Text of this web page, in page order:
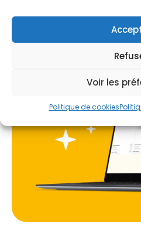
Voir les
Politique de cookies
d'équipement, mais
démarche de valorisation
immobilier, adaptée aux
la zone 2 et aux
L'installation d'un chauffe-
sur mesure, tenant
des logements, qu'il
individuelles à Witry-lès-
à Tinqueux. La transition
performants permet de
des prix des énergies
Contactez-
pour